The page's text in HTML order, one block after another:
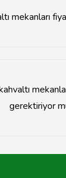
mekanları
gerektiriyor
için